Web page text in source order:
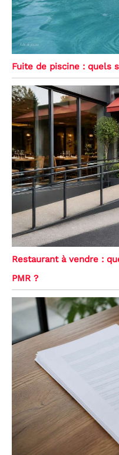
Fuite de piscine : quels
Restaurant à vendre :
PMR ?